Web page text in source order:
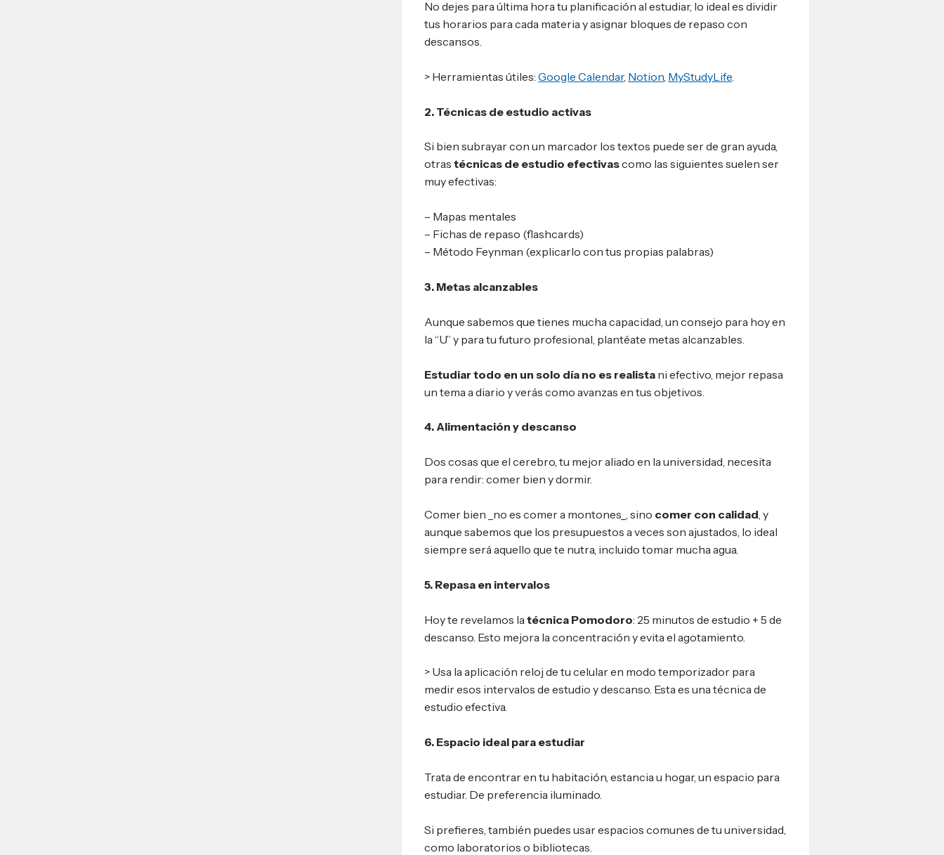
No dejes para última hora tu planificación al estudiar, lo ideal es dividir
tus horarios para cada materia y asignar bloques de repaso con
descansos.
> Herramientas útiles:Google Calendar, Notion MyStudyLife
2. Técnicas de estudio activas
Si bien subrayar con un marcador los textos puede ser de gran ayuda,
otrastécnicas de estudio efectivascomo las siguientes suelen ser
muy efectivas:
– Mapas mentales
– Fichas de repaso (flashcards)
– Método Feynman (explicarlo con tus propias palabras)
3. Metas alcanzables
Aunque sabemos que tienes mucha capacidad, un consejo para hoy en
la “U” y para tu futuro profesional, plantéate metas alcanzables.
Estudiar todo en un solo día no es realista ni efectivo, mejor repasa
un tema a diario y verás como avanzas en tus objetivos.
4. Alimentación y descanso
Dos cosas que el cerebro, tu mejor aliado en la universidad, necesita
para rendir: comer bien y dormir.
Comer bien _no es comer a montones_, sino comer con calidad , y
aunque sabemos que los presupuestos a veces son ajustados, lo ideal
siempre será aquello que te nutra, incluido tomar mucha agua.
5. Repasa en intervalos
Hoy te revelamos latécnica Pomodoro: 25 minutos de estudio + 5 de
descanso. Esto mejora la concentración y evita el agotamiento.
> Usa la aplicación reloj de tu celular en modo temporizador para
medir esos intervalos de estudio y descanso. Esta es una técnica de
estudio efectiva.
6. Espacio ideal para estudiar
Trata de encontrar en tu habitación, estancia u hogar, un espacio para
estudiar. De preferencia iluminado.
Si prefieres, también puedes usar espacios comunes de tu universidad,
como laboratorios o bibliotecas.